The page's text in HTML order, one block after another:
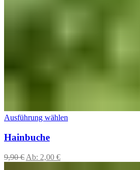
Ausführung wählen
Hainbuche
9,90€ Ab: 2,00 €